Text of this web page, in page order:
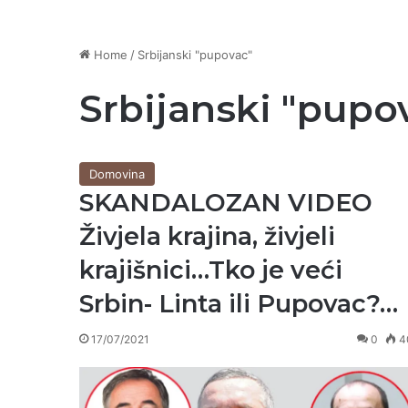
Home / Srbijanski "pupovac"
Srbijanski
Domovina
SKANDALOZAN VIDEO
Živjela krajina, živjeli
krajišnici…Tko je veći
Srbin- Linta ili Pupovac?…
17/07/2021 0